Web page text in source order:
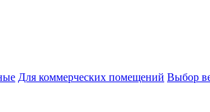
Для коммерческих помещений Выбор